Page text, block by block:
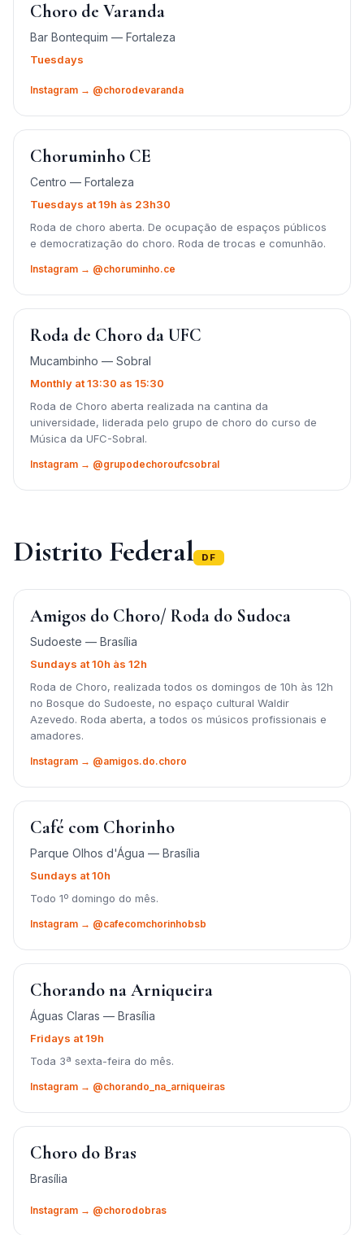
Choro de Varanda
Bar Bontequim — Fortaleza
Tuesdays
Instagram → @chorodevaranda
Choruminho CE
Centro — Fortaleza
Tuesdays at 19h às 23h30
Roda de choro aberta. De ocupação de espaços públicos
e democratização do choro. Roda de trocas e comunhão.
Instagram → @choruminho.ce
Roda de Choro da UFC
Mucambinho — Sobral
Monthly at 13:30 as 15:30
Roda de Choro aberta realizada na cantina da
universidade, liderada pelo grupo de choro do curso de
Música da UFC-Sobral.
Instagram → @grupodechoroufcsobral
Distrito Federal DF
Amigos do Choro/ Roda do Sudoca
Sudoeste — Brasília
Sundays at 10h às 12h
Roda de Choro, realizada todos os domingos de 10h às 12h
no Bosque do Sudoeste, no espaço cultural Waldir
Azevedo. Roda aberta, a todos os músicos profissionais e
amadores.
Instagram → @amigos.do.choro
Café com Chorinho
Parque Olhos d'Água — Brasília
Sundays at 10h
Todo 1º domingo do mês.
Instagram → @cafecomchorinhobsb
Chorando na Arniqueira
Águas Claras — Brasília
Fridays at 19h
Toda 3ª sexta-feira do mês.
Instagram → @chorando_na_arniqueiras
Choro do Bras
Brasília
Instagram → @chorodobras